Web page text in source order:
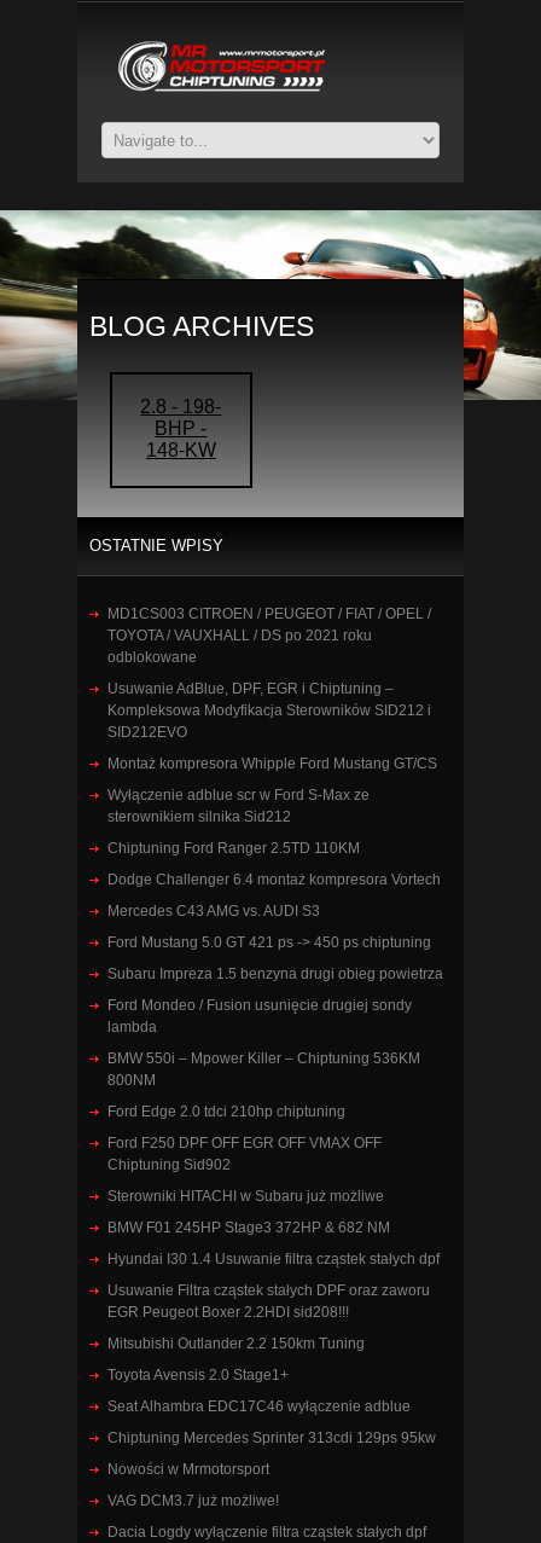
BLOG ARCHIVES
2.8 - 198-
BHP -
148-KW
OSTATNIE WPISY
MD1CS003 CITROEN / PEUGEOT / FIAT / OPEL /
TOYOTA / VAUXHALL / DS po 2021 roku
odblokowane
Usuwanie AdBlue, DPF, EGR i Chiptuning –
Kompleksowa Modyfikacja Sterowników SID212 i
SID212EVO
Montaż kompresora Whipple Ford Mustang GT/CS
Wyłączenie adblue scr w Ford S-Max ze
sterownikiem silnika Sid212
Chiptuning Ford Ranger 2.5TD 110KM
Dodge Challenger 6.4 montaż kompresora Vortech
Mercedes C43 AMG vs. AUDI S3
Ford Mustang 5.0 GT 421 ps -> 450 ps chiptuning
Subaru Impreza 1.5 benzyna drugi obieg powietrza
Ford Mondeo / Fusion usunięcie drugiej sondy
lambda
BMW 550i – Mpower Killer – Chiptuning 536KM
800NM
Ford Edge 2.0 tdci 210hp chiptuning
Ford F250 DPF OFF EGR OFF VMAX OFF
Chiptuning Sid902
Sterowniki HITACHI w Subaru już możliwe
BMW F01 245HP Stage3 372HP & 682 NM
Hyundai I30 1.4 Usuwanie filtra cząstek stałych dpf
Usuwanie Filtra cząstek stałych DPF oraz zaworu
EGR Peugeot Boxer 2.2HDI sid208!!!
Mitsubishi Outlander 2.2 150km Tuning
Toyota Avensis 2.0 Stage1+
Seat Alhambra EDC17C46 wyłączenie adblue
Chiptuning Mercedes Sprinter 313cdi 129ps 95kw
Nowości w Mrmotorsport
VAG DCM3.7 już możliwe!
Dacia Logdy wyłączenie filtra cząstek stałych dpf